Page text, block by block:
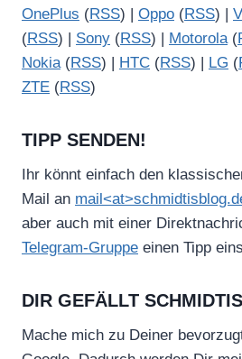
OnePlus (RSS) | Oppo (RSS) |
(RSS) | Sony (RSS) | Motorola(
Nokia(RSS) | HTC (RSS) | LG (
ZTE (RSS)
TIPP SENDEN!
Ihr könnt einfach den
Mail an
aber auch mit einer
Telegram-Gruppe einen Tipp
DIR GEFÄLLT
Mache mich zu Deiner